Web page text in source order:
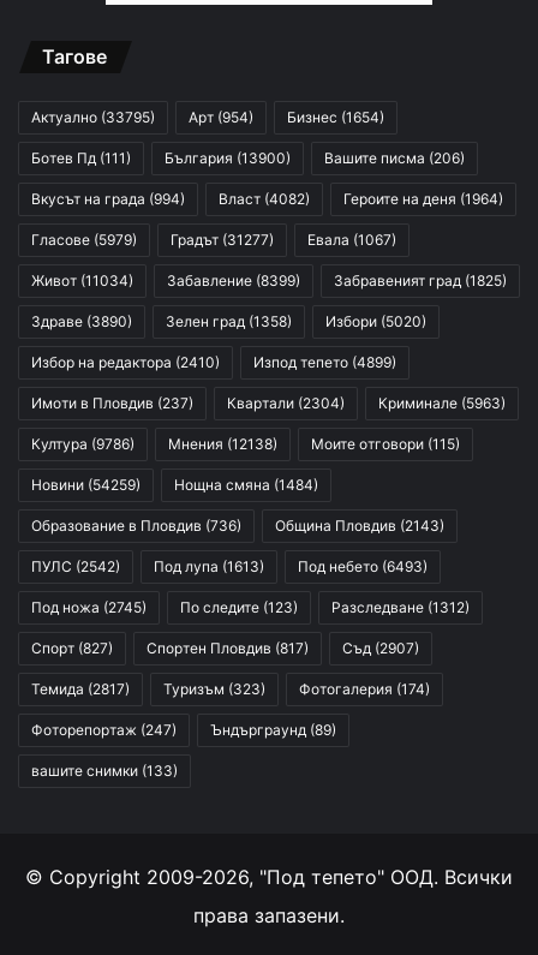
Тагове
Актуално (33795) Арт (954) Бизнес (1654)
Ботев Пд (111) България (13900) Вашите писма (206)
Вкусът на града (994) Власт (4082) Героите на деня (1964)
Гласове (5979) Градът (31277) Евала (1067)
Живот (11034) Забавление (8399) Забравеният град (1825)
Здраве (3890) Зелен град (1358) Избори (5020)
Избор на редактора (2410) Изпод тепето (4899)
Имоти в Пловдив (237) Квартали (2304) Криминале (5963)
Култура (9786) Мнения (12138) Моите отговори (115)
Новини (54259) Нощна смяна (1484)
Образование в Пловдив (736) Община Пловдив (2143)
ПУЛС (2542) Под лупа (1613) Под небето (6493)
Под ножа (2745) По следите (123) Разследване (1312)
Спорт (827) Спортен Пловдив (817) Съд (2907)
Темида (2817) Туризъм (323) Фотогалерия (174)
Фоторепортаж (247) Ъндърграунд (89)
вашите снимки (133)
© Copyright 2009-2026, "Под тепето" ООД. Всички
права запазени.